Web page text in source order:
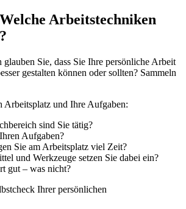
Arbeitstechniken
Sie, dass Sie Ihre persönliche Arbeit
gestalten können oder sollten? Sammeln
Arbeitsplatz und Ihre Aufgaben:
sind Sie tätig?
Aufgaben?
Sie am Arbeitsplatz viel Zeit?
und Werkzeuge setzen Sie dabei ein?
gut – was nicht?
Ihrer persönlichen